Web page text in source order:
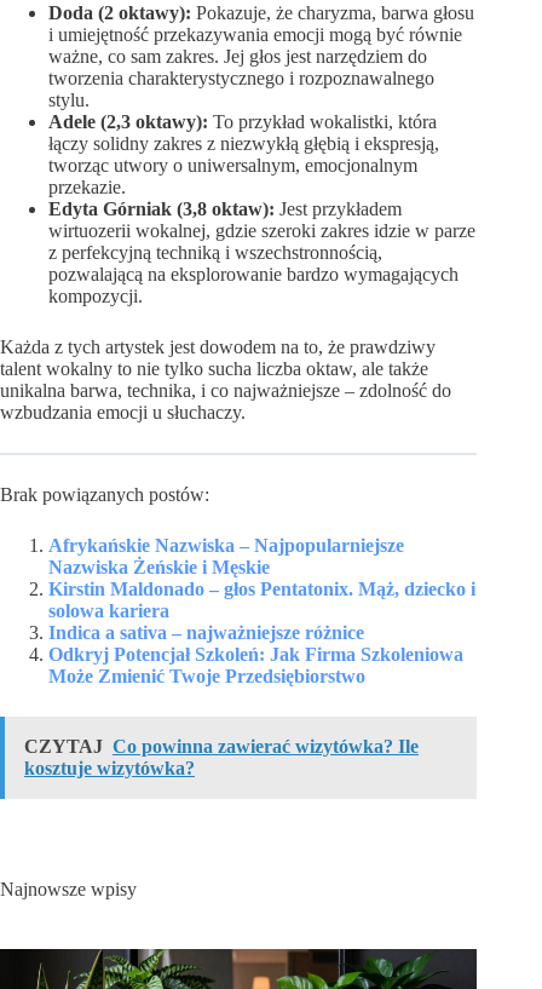
Doda (2 oktawy): Pokazuje, że charyzma, barwa głosu
i umiejętność przekazywania emocji mogą być równie
ważne, co sam zakres. Jej głos jest narzędziem do
tworzenia charakterystycznego i rozpoznawalnego
stylu.
Adele (2,3 oktawy): To przykład wokalistki, która
łączy solidny zakres z niezwykłą głębią i ekspresją,
tworząc utwory o uniwersalnym, emocjonalnym
przekazie.
Edyta Górniak (3,8 oktaw): Jest przykładem
wirtuozerii wokalnej, gdzie szeroki zakres idzie w parze
z perfekcyjną techniką i wszechstronnością,
pozwalającą na eksplorowanie bardzo wymagających
kompozycji.
Każda z tych artystek jest dowodem na to, że prawdziwy
talent wokalny to nie tylko sucha liczba oktaw, ale także
unikalna barwa, technika, i co najważniejsze – zdolność do
wzbudzania emocji u słuchaczy.
Brak powiązanych postów:
Afrykańskie Nazwiska – Najpopularniejsze
Nazwiska Żeńskie i Męskie
Kirstin Maldonado – głos Pentatonix. Mąż, dziecko i
solowa kariera
Indica a sativa – najważniejsze różnice
Odkryj Potencjał Szkoleń: Jak Firma Szkoleniowa
Może Zmienić Twoje Przedsiębiorstwo
CZYTAJ Co powinna zawierać wizytówka? Ile
kosztuje wizytówka?
Najnowsze wpisy